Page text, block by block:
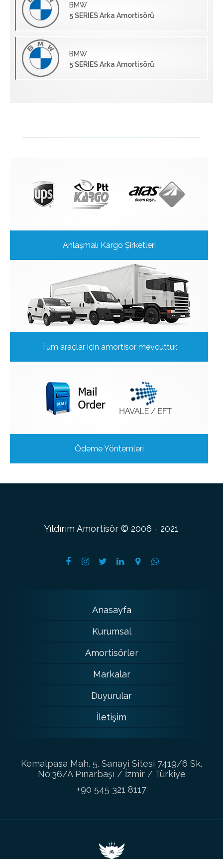
BMW
5 SERIES Arka Amortisörü
BMW
5 SERIES Arka Amortisörü
Anlaşmalı Kargo Şirketleri
Tüm araçlar için amortisör mevcuttur.
Ödeme Yöntemleri
Yıldırım Amortisör © 2006 - 2021
Anasayfa
Kurumsal
Amortisörler
Markalar
Duyurular
İletişim
Kemalpaşa Mah. 5. Sanayi Sitesi 7419/6 Sk.
No:36/A Pınarbaşı / İzmir / Türkiye
+90 545 321 8117